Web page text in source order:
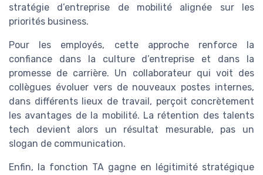
stratégie d’entreprise de mobilité alignée sur les
priorités business.
Pour les employés, cette approche renforce la
confiance dans la culture d’entreprise et dans la
promesse de carrière. Un collaborateur qui voit des
collègues évoluer vers de nouveaux postes internes,
dans différents lieux de travail, perçoit concrètement
les avantages de la mobilité. La rétention des talents
tech devient alors un résultat mesurable, pas un
slogan de communication.
Enfin, la fonction TA gagne en légitimité stratégique